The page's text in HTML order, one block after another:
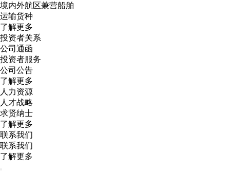
境内外航区兼营船舶
运输货种
了解更多
投资者关系
公司通函
投资者服务
公司公告
了解更多
人力资源
人才战略
求贤纳士
了解更多
联系我们
联系我们
了解更多